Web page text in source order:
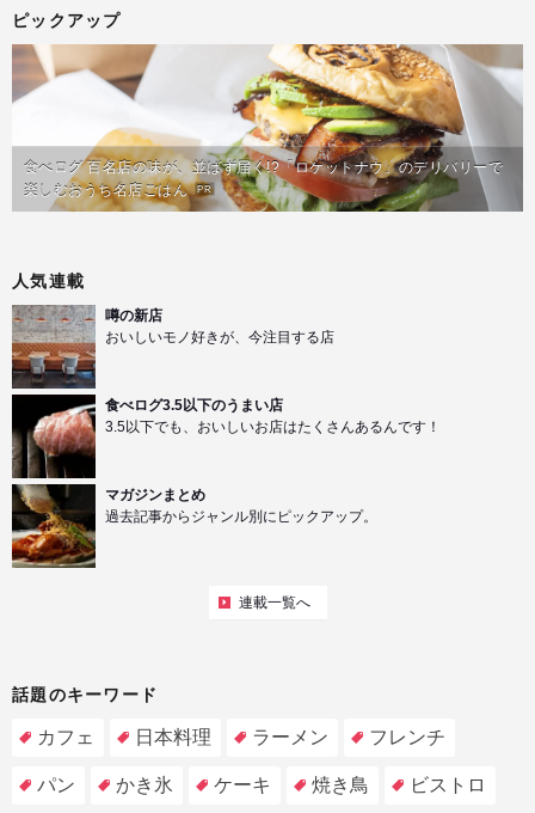
ピックアップ
食べログ 百名店の味が、並ばず届く!?「ロケットナウ」のデリバリーで
楽しむおうち名店ごはん PR
人気連載
噂の新店
おいしいモノ好きが、今注目する店
食べログ3.5以下のうまい店
3.5以下でも、おいしいお店はたくさんあるんです！
マガジンまとめ
過去記事からジャンル別にピックアップ。
連載一覧へ
話題のキーワード
カフェ 日本料理 ラーメン フレンチ
パン かき氷 ケーキ 焼き鳥 ビストロ